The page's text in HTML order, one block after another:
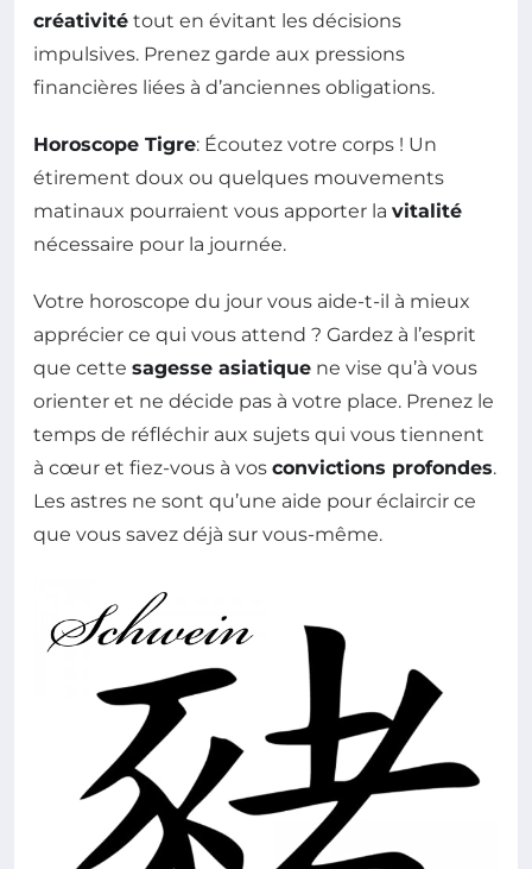
créativité tout en évitant les décisions
impulsives. Prenez garde aux pressions
financières liées à d’anciennes obligations.
Horoscope Tigre: Écoutez votre corps ! Un
étirement doux ou quelques mouvements
matinaux pourraient vous apporter la vitalité
nécessaire pour la journée.
Votre horoscope du jour vous aide-t-il à mieux
apprécier ce qui vous attend ? Gardez à l’esprit
que cette sagesse asiatique ne vise qu’à vous
orienter et ne décide pas à votre place. Prenez le
temps de réfléchir aux sujets qui vous tiennent
à cœur et fiez-vous à vos convictions profondes.
Les astres ne sont qu’une aide pour éclaircir ce
que vous savez déjà sur vous-même.